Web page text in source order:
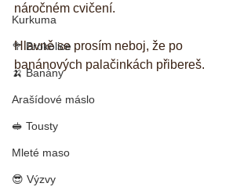
Kurkuma
🥦 Brokolice
🍌 Banány
Arašídové máslo
🥪 Tousty
Mleté maso
😎 Výzvy
náročném cvičení.
Hlavně se prosím neboj, že po
banánových palačinkách přibereš.